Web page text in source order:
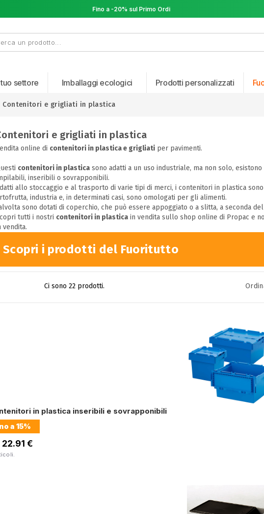
Fino a -20% sul Primo Ordine
settore Imballaggi ecologici Prodotti personalizzati
Contenitori e grigliati in plastica
e grigliati in plastica
online di contenitori in plastica e grigliati per pavimenti.
contenitori in plastica sono adatti a un uso industriale, ma non solo,
inseribili o sovrapponibili.
allo stoccaggio e al trasporto di varie tipi di merci, i contenitori in plastica
industria e, in determinati casi, sono omologati per gli alimenti.
sono dotati di coperchio, che può essere appoggiato o a slitta, a seconda
tutti i nostri contenitori in plastica in vendita sullo shop online di Propac e
vendita.
Scopri i prodotti del Fuoritutto
Ci sono 22 prodotti.
in plastica inseribili e sovrapponibili
a 15%
22.91 €